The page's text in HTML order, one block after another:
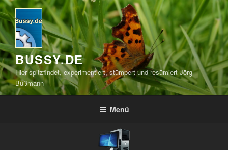
Zum
Inhalt
springen
BUSSY.DE
Hier spitzfindet, experimentiert, stümpert und resümiert Jörg
Bußmann
Menü